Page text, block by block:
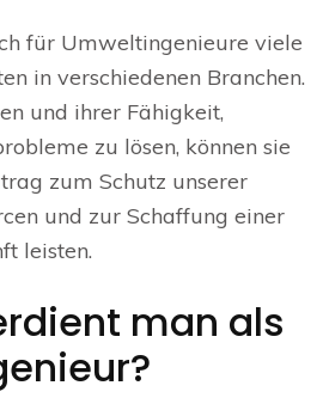
für Umweltingenieure viele
in verschiedenen Branchen.
und ihrer Fähigkeit,
zu lösen, können sie
zum Schutz unserer
und zur Schaffung einer
leisten.
man als